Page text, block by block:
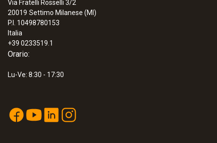
Via Fratelli Rosselli 3/2
20019 Settimo Milanese (MI)
P.I. 10498780153
Italia
+39 0233519.1
Orario:
Lu-Ve: 8:30 - 17:30